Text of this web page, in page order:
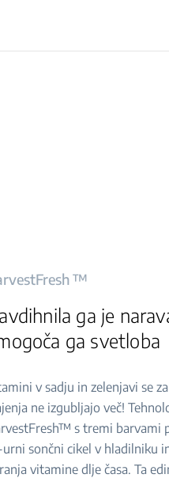
™
ga je
ga svetloba
v sadju in zelenjavi se
ne izgubljajo več!
s tremi barvami
urni sončni cikel v hladilniku
vitamine dlje časa. Ta